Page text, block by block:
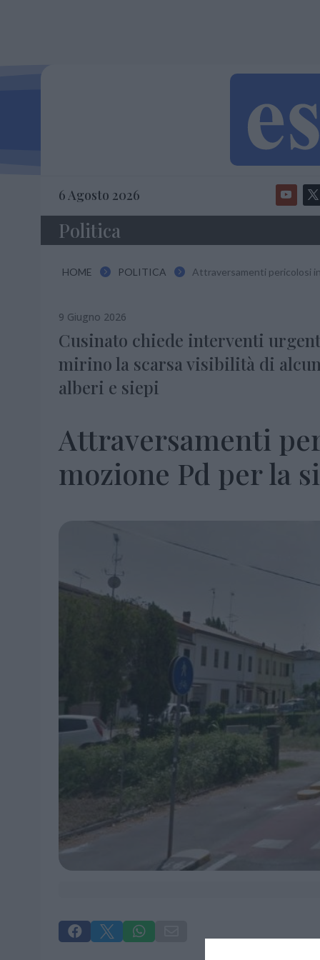
6 Agosto 2026
Politica
HOME  POLITICA  Attraversamenti pericolosi
9 Giugno 2026
Cusinato chiede interventi
mirino la scarsa visibilità di
alberi e siepi
Attraversamenti
mozione Pd per la
  